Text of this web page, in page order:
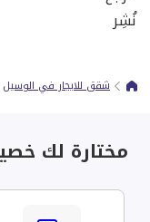
نُشِر
شقق للايجار في الوسيل
مختارة لك